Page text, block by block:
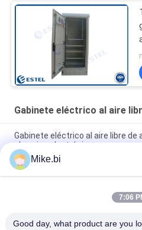
Gabinete eléctrico al aire
Gabinete eléctrico al aire libre de
el equipo electrónico
19 caja a prueba de mal tiempo al
del gabinete del estante de la
Gabinete eléctrico al aire libre del
Mike.bi
7:06
Good day, what product are you